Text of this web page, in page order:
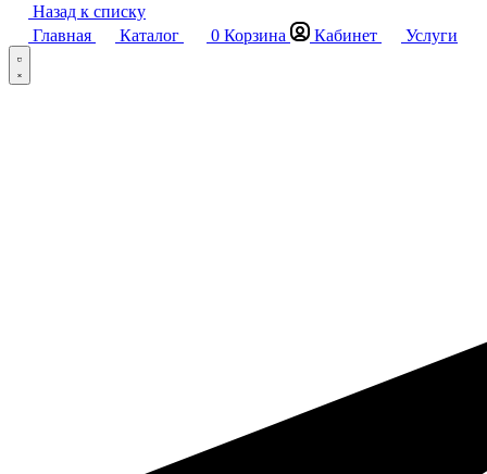
Назад к списку
Главная
Каталог 0 Корзина Кабинет Услуги